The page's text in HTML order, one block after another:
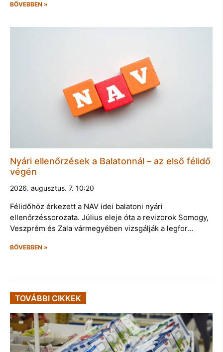
BŐVEBBEN »
Nyári ellenőrzések a Balatonnál – az első félidő
végén
2026. augusztus. 7. 10:20
Félidőhöz érkezett a NAV idei balatoni nyári
ellenőrzéssorozata. Július eleje óta a revizorok Somogy,
Veszprém és Zala vármegyében vizsgálják a legfor…
BŐVEBBEN »
TOVÁBBI CIKKEK